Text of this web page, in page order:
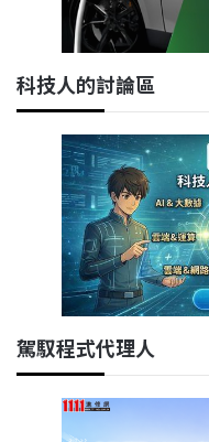
科技人的討論區
駕馭程式代理人